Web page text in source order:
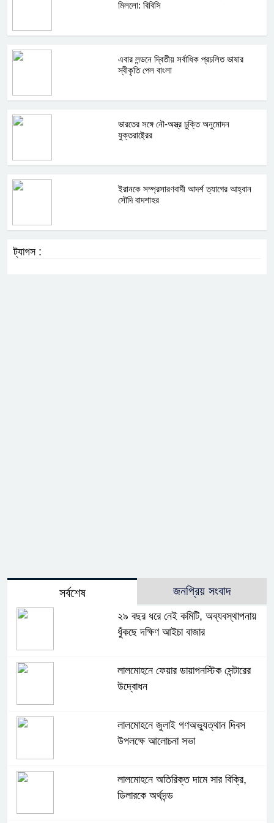
মিললো: বিবিসি
এবার লন্ডনে দ্বিতীয় সর্বাধিক প্রচলিত ভাষার
স্বীকৃতি পেল বাংলা
ভারতের সঙ্গে নৌ-অস্ত্র চুক্তি অনুমোদন
যুক্তরাষ্ট্রের
ইরানকে সম্প্রসারণবাদী আদর্শ ত্যাগের আহ্বান
সৌদি বাদশাহর
ট্যাগস :
সর্বশেষ জনপ্রিয় সংবাদ
২৯ বছর ধরে নেই কমিটি, অব্যবস্থাপনায়
ধুঁকছে দক্ষিণ আইচা বাজার
লালমোহনে ফেয়ার ডায়াগনস্টিক সেন্টারের
উদ্বোধন
লালমোহনে জুলাই গণঅভ্যুত্থান দিবস
উপলক্ষে আলোচনা সভা
লালমোহনে অতিরিক্ত দামে সার বিক্রি,
ডিলারকে অর্থদন্ড